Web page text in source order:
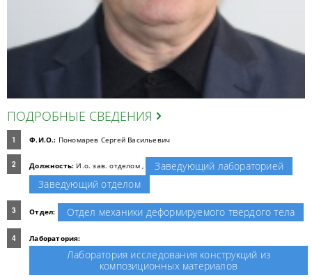
ПОДРОБНЫЕ СВЕДЕНИЯ
Ф.И.О.: Пономарев Сергей Васильевич
Должность: И.о. зав. отделом ,
Заведующий лабораторией
Заведующий отделом
Отдел: Отдел механики деформируемого твердого тела
Лаборатория:
Лаборатория исследования конструкций из
композиционных материалов